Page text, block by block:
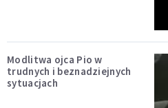
Modlitwa ojca Pio w
trudnych i beznadziejnych
sytuacjach